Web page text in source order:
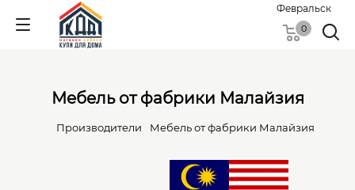
Февральск
0
Мебель от фабрики Малайзия
Производители Мебель от фабрики Малайзия